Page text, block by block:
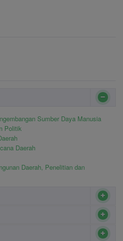
Sumber Daya Manusia
Politik
Daerah
Daerah, Penelitian dan